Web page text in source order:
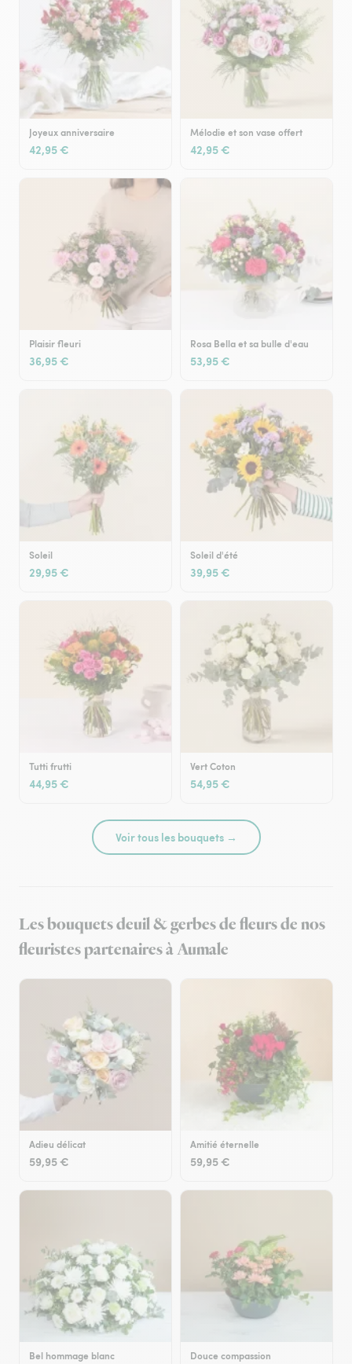
Joyeux anniversaire
42,95 €
Mélodie et son vase offert
42,95 €
Plaisir fleuri
36,95 €
Rosa Bella et sa bulle d'eau
53,95 €
Soleil
29,95 €
Soleil d'été
39,95 €
Tutti frutti
44,95 €
Vert Coton
54,95 €
Voir tous les bouquets →
Les bouquets deuil & gerbes de fleurs de nos
fleuristes partenaires à Aumale
Adieu délicat
59,95 €
Amitié éternelle
59,95 €
Bel hommage blanc Douce compassion